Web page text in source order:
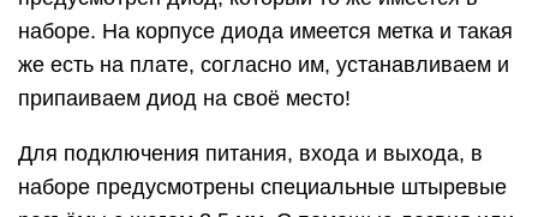
наборе. На корпусе диода имеется метка и такая
же есть на плате, согласно им, устанавливаем и
припаиваем диод на своё место!
Для подключения питания, входа и выхода, в
наборе предусмотрены специальные штыревые